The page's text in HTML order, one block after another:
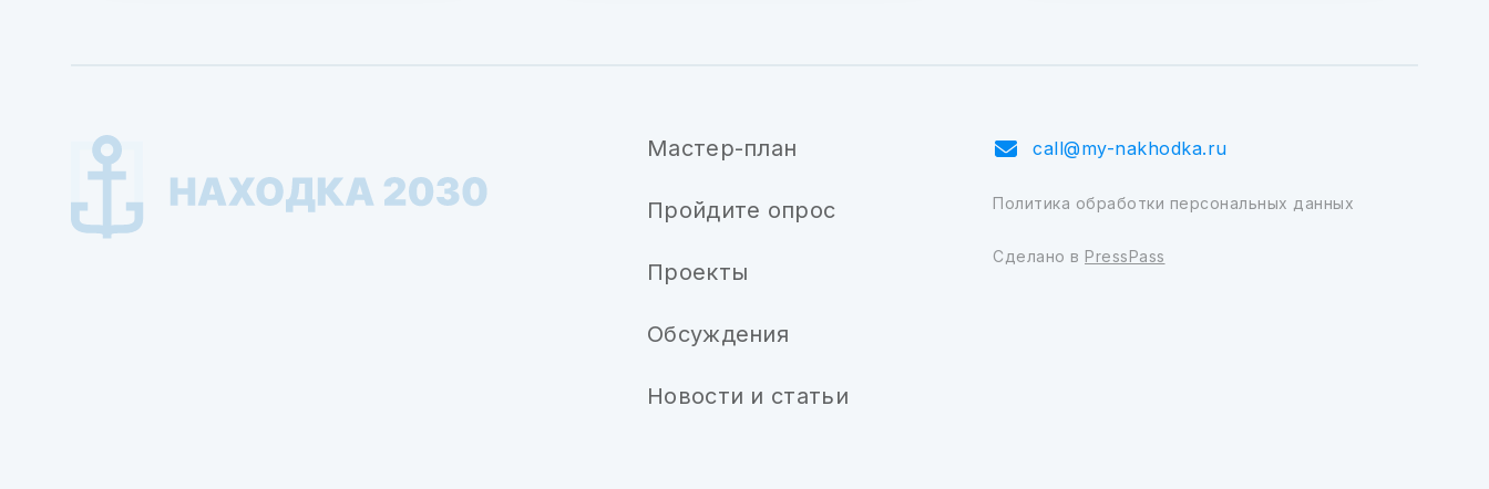
Мастер-план
Пройдите опрос
Проекты
Обсуждения
Новости и статьи
call@my-nakhodka.ru
Политика обработки персональных данных
Сделано в PressPass